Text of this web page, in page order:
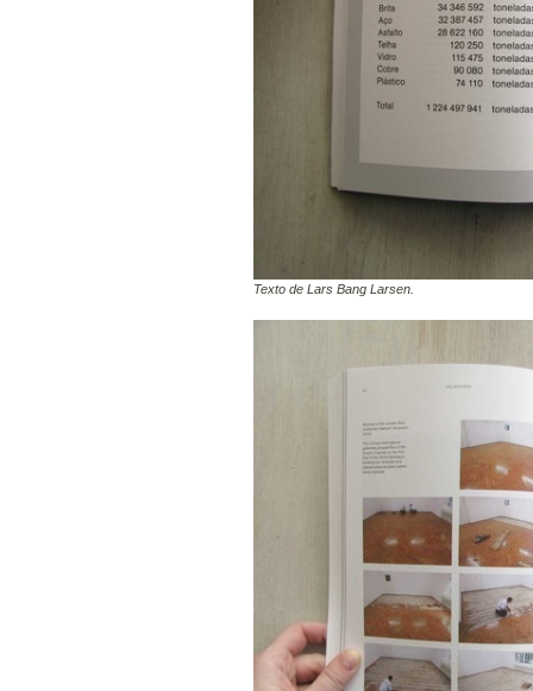
Texto de Lars Bang Larsen.